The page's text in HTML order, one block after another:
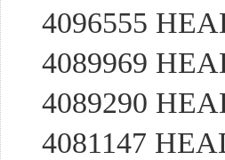
4096555
4089969
4089290
4081147